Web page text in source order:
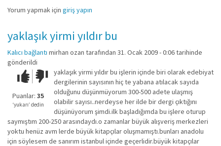
Yorum yapmak için giriş yapın
yaklaşık yirmi yıldır bu
Kalıcı bağlantı mirhan ozan tarafından 31. Ocak 2009 - 0:06 tarihinde
gönderildi
Çok iyi!O
kadar
iyi
değil!
Puanlar: 35
‘yukarı’ dedin
yaklaşık yirmi yıldır bu işlerin içinde biri olarak edebiyat
dergilerinin sayısının hiç te yabana atılacak sayıda
olduğunu düşünmüyorum 300-500 adete ulaşmış
olabilir sayısı..nerdeyse her ilde bir dergi çıktığını
düşünüyorum şimdi.ilk başladığımda bu işlere oturup
saymıştım 200-250 arasındaydı.o zamanlar büyük alışveriş merkezleri
yoktu henüz avm lerde büyük kitapçılar oluşmamıştı.bunları anadolu
için söylesem de sanırım istanbul içinde geçerlidir.büyük kitapçılar